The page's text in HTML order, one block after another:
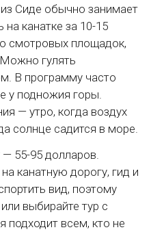
Сиде обычно занимает
канатке за 10-15
смотровых площадок,
гулять
В программу часто
у подножия горы.
— утро, когда воздух
солнце садится в море.
— 55-95 долларов.
канатную дорогу, гид и
вид, поэтому
выбирайте тур с
подходит всем, кто не